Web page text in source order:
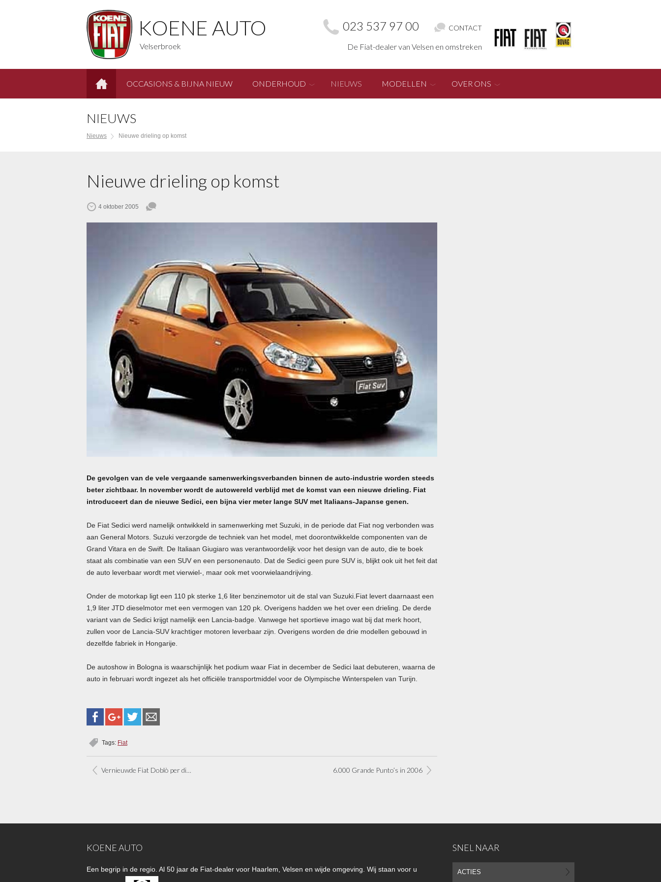
KOENE AUTO
Velserbroek
023 537 97 00 CONTACT
De Fiat-dealer van Velsen en omstreken
OCCASIONS & BIJNA NIEUW ONDERHOUD NIEUWS MODELLEN OVER ONS
NIEUWS
Nieuws Nieuwe drieling op komst
Nieuwe drieling op komst
4 oktober 2005
De gevolgen van de vele vergaande samenwerkingsverbanden binnen de auto-industrie worden steeds
beter zichtbaar. In november wordt de autowereld verblijd met de komst van een nieuwe drieling. Fiat
introduceert dan de nieuwe Sedici, een bijna vier meter lange SUV met Italiaans-Japanse genen.
De Fiat Sedici werd namelijk ontwikkeld in samenwerking met Suzuki, in de periode dat Fiat nog verbonden was
aan General Motors. Suzuki verzorgde de techniek van het model, met doorontwikkelde componenten van de
Grand Vitara en de Swift. De Italiaan Giugiaro was verantwoordelijk voor het design van de auto, die te boek
staat als combinatie van een SUV en een personenauto. Dat de Sedici geen pure SUV is, blijkt ook uit het feit dat
de auto leverbaar wordt met vierwiel-, maar ook met voorwielaandrijving.
Onder de motorkap ligt een 110 pk sterke 1,6 liter benzinemotor uit de stal van Suzuki.Fiat levert daarnaast een
1,9 liter JTD dieselmotor met een vermogen van 120 pk. Overigens hadden we het over een drieling. De derde
variant van de Sedici krijgt namelijk een Lancia-badge. Vanwege het sportieve imago wat bij dat merk hoort,
zullen voor de Lancia-SUV krachtiger motoren leverbaar zijn. Overigens worden de drie modellen gebouwd in
dezelfde fabriek in Hongarije.
De autoshow in Bologna is waarschijnlijk het podium waar Fiat in december de Sedici laat debuteren, waarna de
auto in februari wordt ingezet als het officiële transportmiddel voor de Olympische Winterspelen van Turijn.
Tags: Fiat
Vernieuwde Fiat Doblò per direct leverbaar 6.000 Grande Punto’s in 2006
KOENE AUTO
Een begrip in de regio. Al 50 jaar de Fiat-dealer voor Haarlem, Velsen en wijde omgeving. Wij staan voor u
SNEL NAAR
ACTIES